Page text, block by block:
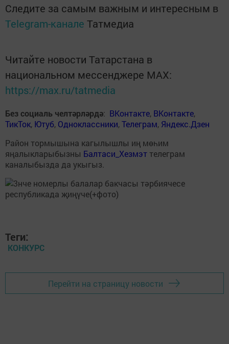
Следите за самым важным и интересным в
Telegram-канале Татмедиа
Читайте новости Татарстана в
национальном мессенджере MАХ:
https://max.ru/tatmedia
Без социаль челтәрләрдә: ВКонтакте, ВКонтакте,
ТикТок, Ютуб, Одноклассники,Телеграм, Яндекс.Дзен
Район тормышына кагылышлы иң мөһим
яңалыкларыбызны Балтаси_Хезмэт телеграм
каналыбызда да укыгыз.
Теги:
КОНКУРС
Перейти на страницу новости